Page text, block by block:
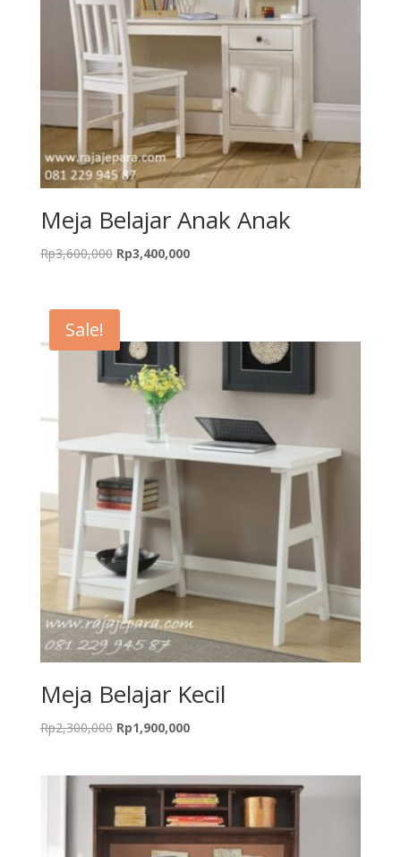
Meja Belajar Anak Anak
Rp3,600,000 Original
Rp3,600,000.
Rp3,400,000Current
Sale!
Meja Belajar Kecil
Rp2,300,000 Original
Rp2,300,000.
Rp1,900,000Current
Rp1,900,000.